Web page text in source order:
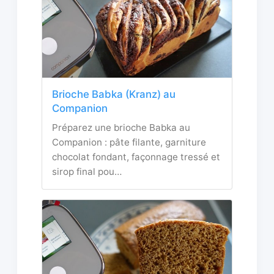
Brioche Babka (Kranz) au
Companion
Préparez une brioche Babka au
Companion : pâte filante, garniture
chocolat fondant, façonnage tressé et
sirop final pou…